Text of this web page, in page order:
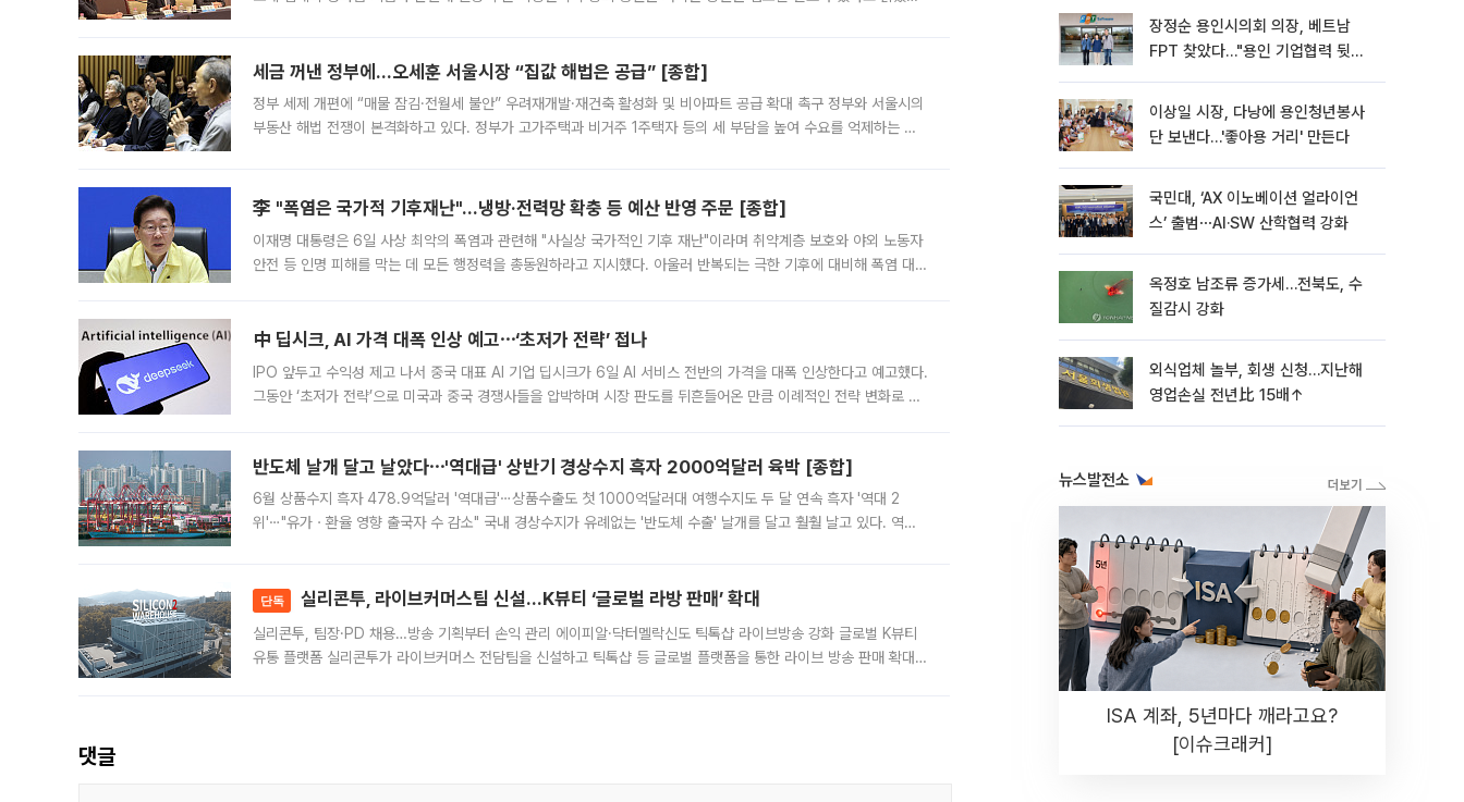
세금 꺼낸 정부에…오세훈 서울시장 “집값 해법은 공급” [종합]
정부 세제 개편에 “매물 잠김·전월세 불안” 우려재개발·재건축 활성화 및 비아파트 공급 확대 촉구 정부와 서울시의
부동산 해법 전쟁이 본격화하고 있다. 정부가 고가주택과 비거주 1주택자 등의 세 부담을 높여 수요를 억제하는 카
李 "폭염은 국가적 기후재난"…냉방·전력망 확충 등 예산 반영 주문 [종합]
이재명 대통령은 6일 사상 최악의 폭염과 관련해 "사실상 국가적인 기후 재난"이라며 취약계층 보호와 야외 노동자
안전 등 인명 피해를 막는 데 모든 행정력을 총동원하라고 지시했다. 아울러 반복되는 극한 기후에 대비해 폭염 대응
中 딥시크, AI 가격 대폭 인상 예고⋯‘초저가 전략’ 접나
IPO 앞두고 수익성 제고 나서 중국 대표 AI 기업 딥시크가 6일 AI 서비스 전반의 가격을 대폭 인상한다고 예고했다.
그동안 ‘초저가 전략’으로 미국과 중국 경쟁사들을 압박하며 시장 판도를 뒤흔들어온 만큼 이례적인 전략 변화로 평
반도체 날개 달고 날았다⋯'역대급' 상반기 경상수지 흑자 2000억달러 육박 [종합]
6월 상품수지 흑자 478.9억달러 '역대급'⋯상품수출도 첫 1000억달러대 여행수지도 두 달 연속 흑자 '역대 2
위'⋯"유가ㆍ환율 영향 출국자 수 감소" 국내 경상수지가 유례없는 '반도체 수출' 날개를 달고 훨훨 날고 있다. 역대
단독 실리콘투, 라이브커머스팀 신설…K뷰티 ‘글로벌 라방 판매’ 확대
실리콘투, 팀장·PD 채용…방송 기획부터 손익 관리 에이피알·닥터멜락신도 틱톡샵 라이브방송 강화 글로벌 K뷰티
유통 플랫폼 실리콘투가 라이브커머스 전담팀을 신설하고 틱톡샵 등 글로벌 플랫폼을 통한 라이브 방송 판매 확대에
댓글
장정순 용인시의회 의장, 베트남
FPT 찾았다…"용인 기업협력 뒷받
이상일 시장, 다낭에 용인청년봉사
단 보낸다…'좋아용 거리' 만든다
국민대, ‘AX 이노베이션 얼라이언
스’ 출범⋯AI·SW 산학협력 강화
옥정호 남조류 증가세…전북도, 수
질감시 강화
외식업체 놀부, 회생 신청…지난해
영업손실 전년比 15배↑
뉴스발전소
ISA 계좌, 5년마다 깨라고요?
[이슈크래커]